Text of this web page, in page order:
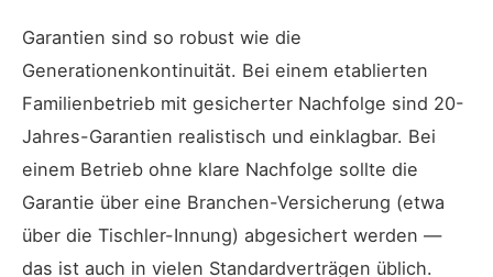
Garantien sind so robust wie die
Generationenkontinuität. Bei einem etablierten
Familienbetrieb mit gesicherter Nachfolge sind 20-
Jahres-Garantien realistisch und einklagbar. Bei
einem Betrieb ohne klare Nachfolge sollte die
Garantie über eine Branchen-Versicherung (etwa
über die Tischler-Innung) abgesichert werden —
das ist auch in vielen Standardverträgen üblich.